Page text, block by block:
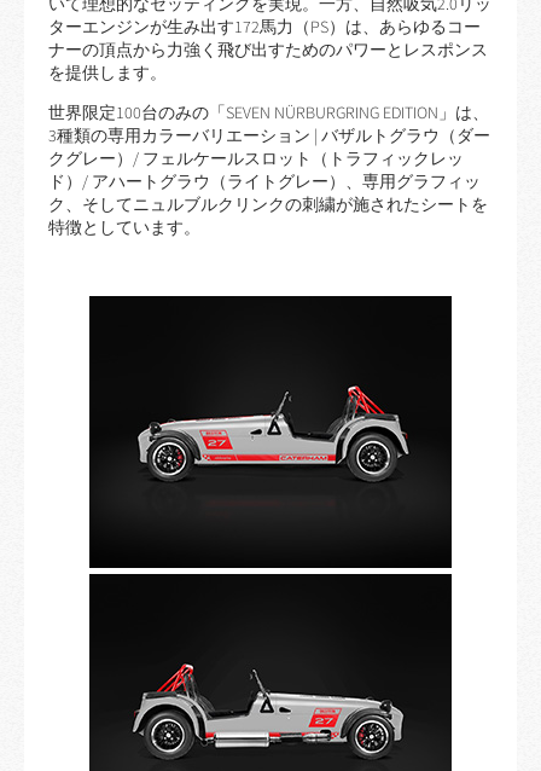
ターエンジンが生み出す172馬力（PS）は、あらゆるコー
ナーの頂点から力強く飛び出すためのパワーとレスポンス
を提供します。
世界限定100台のみの「SEVEN NÜRBURGRING EDITION」は、
3種類の専用カラーバリエーション | バザルトグラウ（ダー
クグレー）/ フェルケールスロット（トラフィックレッ
ド）/ アハートグラウ（ライトグレー）、専用グラフィッ
ク、そしてニュルブルクリンクの刺繍が施されたシートを
特徴としています。